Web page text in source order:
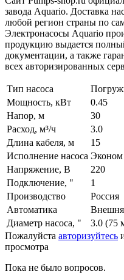
завода Aquario. Доставка
любой регион страны по
Электронасосы Aquario
продукцию выдается
документации, а также
всех авторизированных
Тип насоса
Мощность, кВт
0.45
Напор, м
30
Расход, м³/ч
3.0
Длина кабеля, м
15
Исполнение насоса Эконом
Напряжение, В
220
Подключение, "
1
Производство
Россия
Автоматика
Диаметр насоса, "
3.0 (75
Пожалуйста авторизуйтесь
просмотра
Пока не было вопросов.